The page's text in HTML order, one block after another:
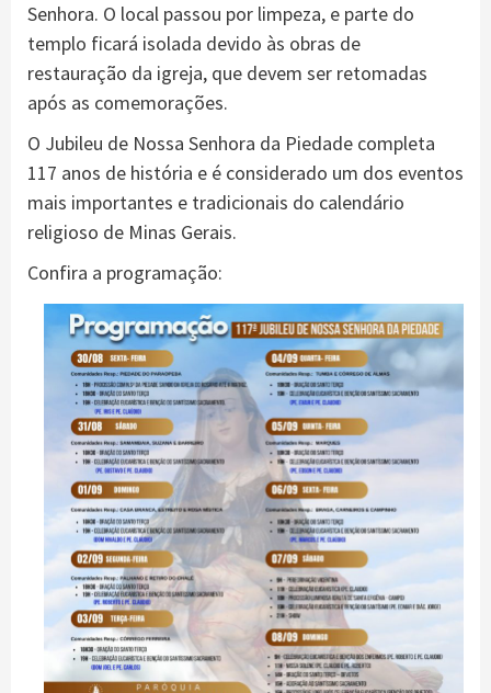
Senhora. O local passou por limpeza, e parte do
templo ficará isolada devido às obras de
restauração da igreja, que devem ser retomadas
após as comemorações.
O Jubileu de Nossa Senhora da Piedade completa
117 anos de história e é considerado um dos eventos
mais importantes e tradicionais do calendário
religioso de Minas Gerais.
Confira a programação: